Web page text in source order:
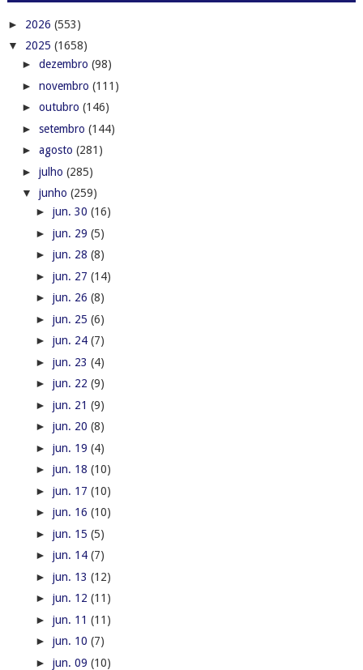
► 2026 (553)
▼ 2025 (1658)
► dezembro (98)
► novembro (111)
► outubro (146)
► setembro (144)
► agosto (281)
► julho (285)
▼ junho (259)
► jun. 30 (16)
► jun. 29 (5)
► jun. 28 (8)
► jun. 27 (14)
► jun. 26 (8)
► jun. 25 (6)
► jun. 24 (7)
► jun. 23 (4)
► jun. 22 (9)
► jun. 21 (9)
► jun. 20 (8)
► jun. 19 (4)
► jun. 18 (10)
► jun. 17 (10)
► jun. 16 (10)
► jun. 15 (5)
► jun. 14 (7)
► jun. 13 (12)
► jun. 12 (11)
► jun. 11 (11)
► jun. 10 (7)
► jun. 09 (10)